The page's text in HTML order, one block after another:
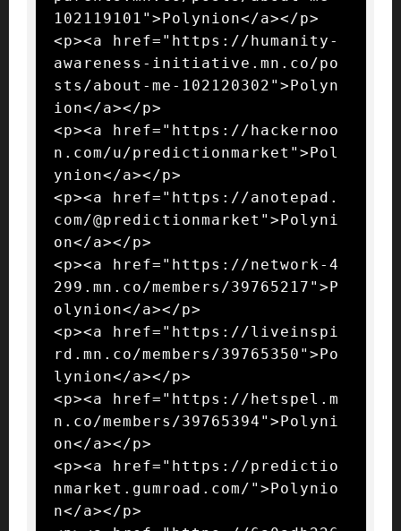
102119101">Polynion</a></p>
<p><a href="https://humanity-
awareness-initiative.mn.co/po
sts/about-me-102120302">Polyn
ion</a></p>
<p><a href="https://hackernoo
n.com/u/predictionmarket">Pol
ynion</a></p>
<p><a href="https://anotepad.
com/@predictionmarket">Polyni
on</a></p>
<p><a href="https://network-4
299.mn.co/members/39765217">P
olynion</a></p>
<p><a href="https://liveinspi
rd.mn.co/members/39765350">Po
lynion</a></p>
<p><a href="https://hetspel.m
n.co/members/39765394">Polyni
on</a></p>
<p><a href="https://predictio
nmarket.gumroad.com/">Polynio
n</a></p>